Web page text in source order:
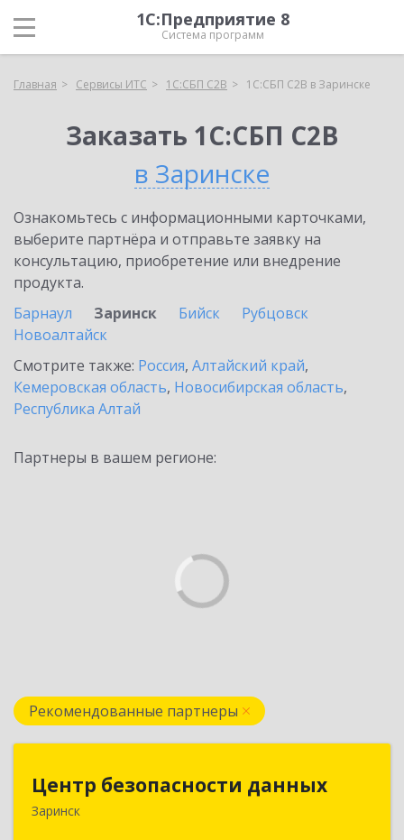
1С:Предприятие 8
Система программ
Главная Сервисы ИТС 1С:СБП C2B 1С:СБП C2B в Заринске
Заказать 1С:СБП C2B
в Заринске
Ознакомьтесь с информационными карточками,
выберите партнёра и отправьте заявку на
консультацию, приобретение или внедрение
продукта.
Барнаул
Заринск Бийск
Рубцовск
Новоалтайск
Смотрите также: Россия, Алтайский край,
Кемеровская область, Новосибирская область,
Республика Алтай
Партнеры в вашем регионе:
Рекомендованные партнеры
Центр безопасности данных
Заринск
Центр безопасности данных
659100, Алтайский край, Заринск г, Таратынова